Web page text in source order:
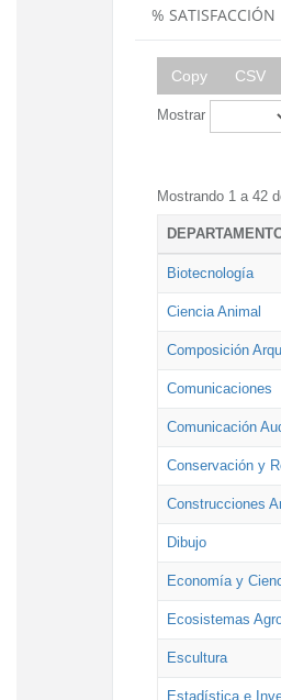
% SATISFACCIÓN
Copy CSV
Mostrar
Mostrando 1 a 42
Biotecnología
Ciencia Animal
Composición
Comunicaciones
Comunicación
Conservación y
Construcciones
Dibujo
Economía y
Ecosistemas
Escultura
Estadística e